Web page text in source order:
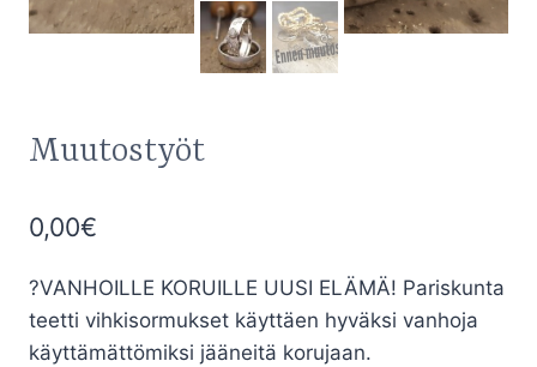
Muutostyöt
0,00€
?VANHOILLE KORUILLE UUSI ELÄMÄ! Pariskunta
teetti vihkisormukset käyttäen hyväksi vanhoja
käyttämättömiksi jääneitä korujaan.